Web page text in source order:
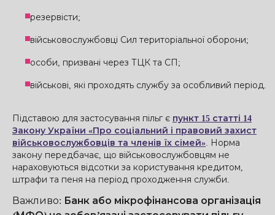
резервісти;
військовослужбовці Сил територіальної оборони;
особи, призвані через ТЦК та СП;
військові, які проходять службу за особливий період.
Підставою для застосування пільг є пункт 15 статті 14
Закону України «Про соціальний і правовий захист
військовослужбовців та членів їх сімей» . Норма
закону передбачає, що військовослужбовцям не
нараховуються відсотки за користування кредитом,
штрафи та пеня на період проходження служби.
Важливо: Банк або мікрофінансова організація